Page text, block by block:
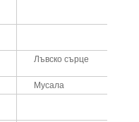
Лъвско сърце
Мусала